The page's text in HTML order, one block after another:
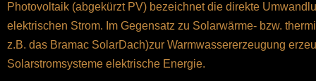
Photovoltaik (abgekürzt PV) bezeichnet die direkte
elektrischen Strom. Im Gegensatz zu Solarwärme- bzw.
z.B. das Bramac SolarDach)zur Warmwassererzeugung
Solarstromsysteme elektrische Energie.